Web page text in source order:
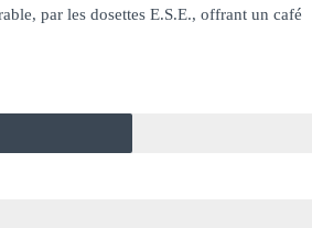
par les dosettes E.S.E., offrant un café